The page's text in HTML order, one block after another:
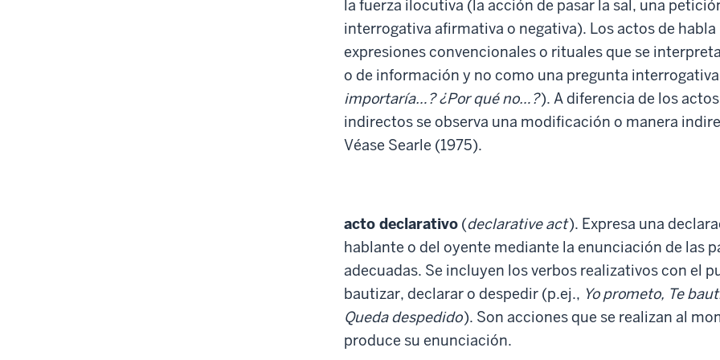
la fuerza ilocutiva (la acción de pasar la sal, una
interrogativa afirmativa o negativa). Los actos de
expresiones convencionales o rituales que se
o de información y no como una pregunta
importaría…? ¿Por qué no…?). A diferencia de los
indirectos se observa una modificación o manera
Véase Searle (1975).
acto declarativo (declarative act). Expresa una
hablante o del oyente mediante la enunciación de las
adecuadas. Se incluyen los verbos realizativos con el
bautizar, declarar o despedir (p.ej., Yo prometo, Te
Queda despedido). Son acciones que se realizan al
produce su enunciación.